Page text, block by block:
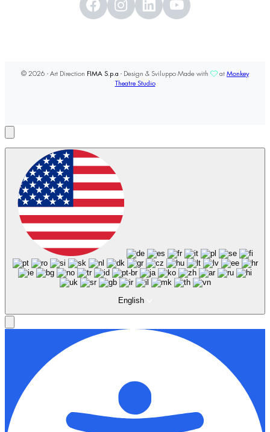
© 2026 - Art Direction FIMA S.p.a - Design & Sviluppo Made with at Monkey
Theatre Studio
English